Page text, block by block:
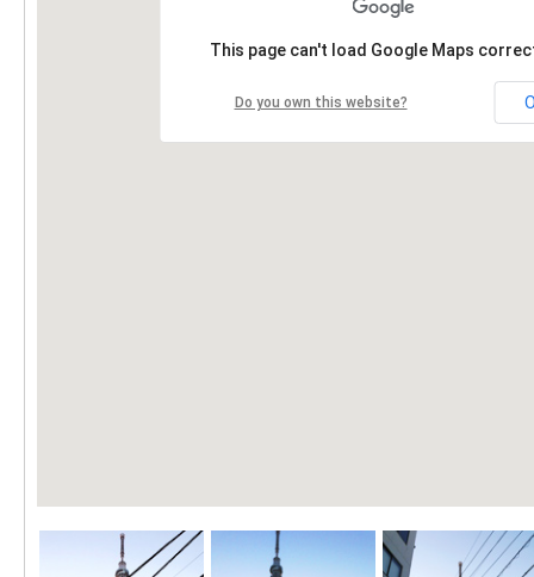
This page can't load Google Maps
Do you own this website?